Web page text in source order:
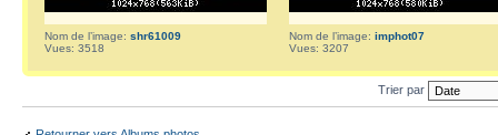
Nom de l’image: shr61009
Vues: 3518
Nom de l’image: imphot07
Vues: 3207
Trier par